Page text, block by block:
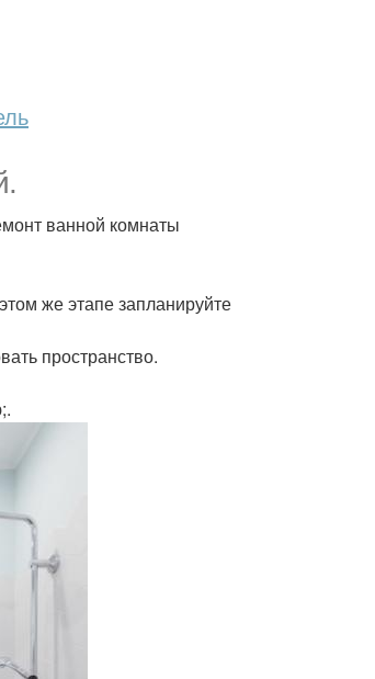
ванной комнаты
же этапе запланируйте
пространство.